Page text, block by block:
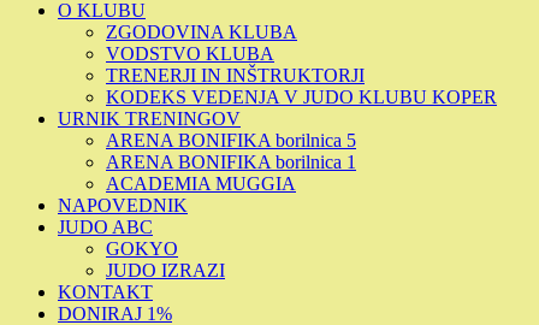
O KLUBU
ZGODOVINA KLUBA
VODSTVO KLUBA
TRENERJI IN INŠTRUKTORJI
KODEKS VEDENJA V JUDO KLUBU KOPER
URNIK TRENINGOV
ARENA BONIFIKA borilnica 5
ARENA BONIFIKA borilnica 1
ACADEMIA MUGGIA
NAPOVEDNIK
JUDO ABC
GOKYO
JUDO IZRAZI
KONTAKT
DONIRAJ 1%